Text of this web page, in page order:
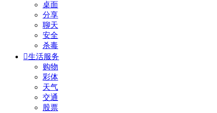
桌面
分享
聊天
安全
杀毒
生活服务
购物
彩体
天气
交通
股票